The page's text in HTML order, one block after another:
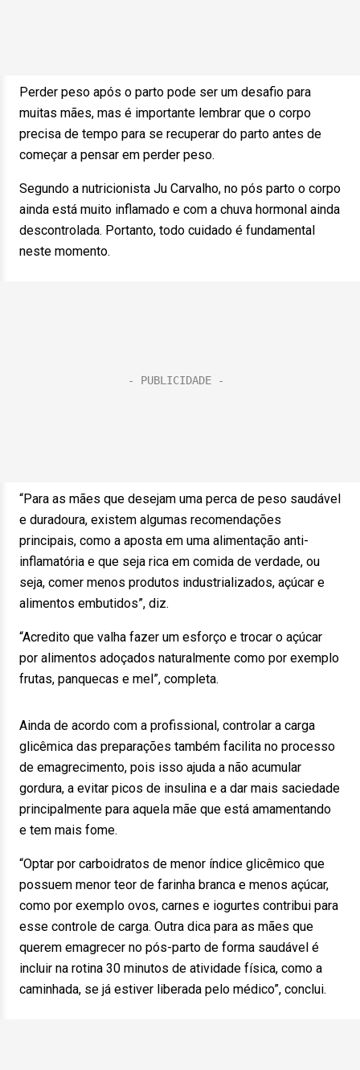
Perder peso após o parto pode ser um desafio para
muitas mães, mas é importante lembrar que o corpo
precisa de tempo para se recuperar do parto antes de
começar a pensar em perder peso.
Segundo a nutricionista Ju Carvalho, no pós parto o corpo
ainda está muito inflamado e com a chuva hormonal ainda
descontrolada. Portanto, todo cuidado é fundamental
neste momento.
“Para as mães que desejam uma perca de peso saudável
e duradoura, existem algumas recomendações
principais, como a aposta em uma alimentação anti-
inflamatória e que seja rica em comida de verdade, ou
seja, comer menos produtos industrializados, açúcar e
alimentos embutidos”, diz.
“Acredito que valha fazer um esforço e trocar o açúcar
por alimentos adoçados naturalmente como por exemplo
frutas, panquecas e mel”, completa.
Ainda de acordo com a profissional, controlar a carga
glicêmica das preparações também facilita no processo
de emagrecimento, pois isso ajuda a não acumular
gordura, a evitar picos de insulina e a dar mais saciedade
principalmente para aquela mãe que está amamentando
e tem mais fome.
“Optar por carboidratos de menor índice glicêmico que
possuem menor teor de farinha branca e menos açúcar,
como por exemplo ovos, carnes e iogurtes contribui para
esse controle de carga. Outra dica para as mães que
querem emagrecer no pós-parto de forma saudável é
incluir na rotina 30 minutos de atividade física, como a
caminhada, se já estiver liberada pelo médico”, conclui.